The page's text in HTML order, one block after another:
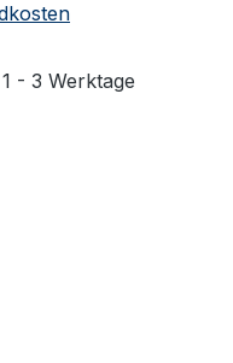
- 3 Werktage